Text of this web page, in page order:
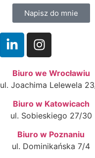
Napisz do mnie
Biuro we Wrocławiu
ul. Joachima Lelewela
Biuro w Katowicach
ul. Sobieskiego 27/30
Biuro w Poznaniu
ul. Dominikańska 7/4